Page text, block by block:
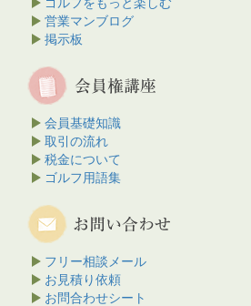
営業マンブログ
掲示板
会員基礎知識
取引の流れ
税金について
ゴルフ用語集
フリー相談メール
お見積り依頼
お問合わせシート